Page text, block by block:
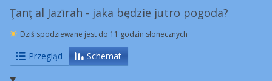
Ţanţ al Jazīrah - jaka będzie jutro pogoda?
Dziś spodziewane jest do 11 godzin słonecznych
Przegląd Schemat